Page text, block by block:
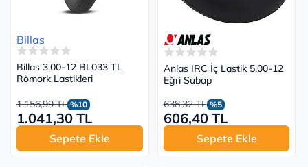
Billas
Billas 3.00-12 BL033 TL
Römork Lastikleri
1.156,99 TL %10
1.041,30 TL
Sepete Ekle
Anlas IRC İç Lastik 5.00-12
Eğri Subap
638,32 TL %5
606,40 TL
Sepete Ekle